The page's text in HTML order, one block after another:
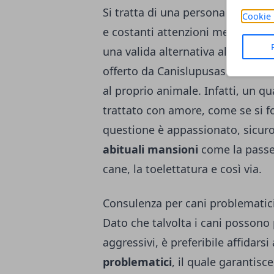
Cookie
Si tratta di una persona in
e costanti attenzioni mentre il
una valida alternativa alla
offerto da Canislupusasd.it
al proprio animale. Infatti, un
trattato con amore, come se si
questione è appassionato,
abituali mansioni come la
cane, la toelettatura e così via.
Consulenza per cani problematici
Dato che talvolta i cani
aggressivi, è preferibile affidarsi
problematici, il quale